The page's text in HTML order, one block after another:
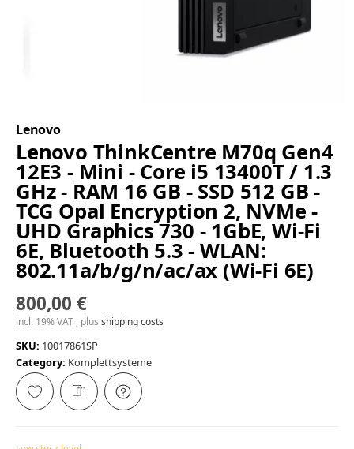
Lenovo
Lenovo ThinkCentre M70q Gen4
12E3 - Mini - Core i5 13400T / 1.3
GHz - RAM 16 GB - SSD 512 GB -
TCG Opal Encryption 2, NVMe -
UHD Graphics 730 - 1GbE, Wi-Fi
6E, Bluetooth 5.3 - WLAN:
802.11a/b/g/n/ac/ax (Wi-Fi 6E)
800,00 €
incl. 19% VAT , plus shipping costs
SKU: 10017861SP
Category: Komplettsysteme